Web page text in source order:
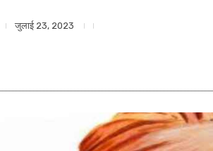
जुलाई 23, 2023